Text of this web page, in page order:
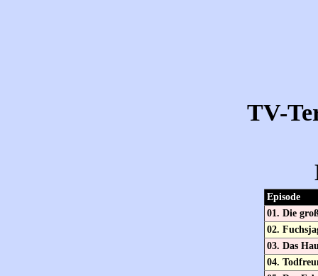
TV-
Episode
01. Die
02.
03. Das
04.